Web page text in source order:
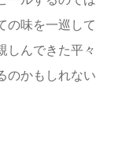
の味を一巡して
しんできた平々
のかもしれない